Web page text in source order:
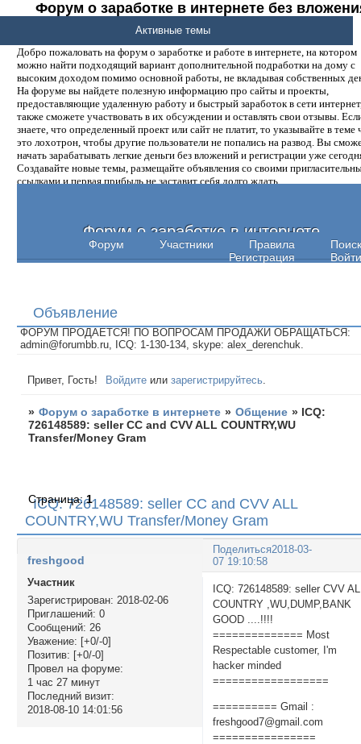
Форум о заработке в интернете без
денег.
Добро пожаловать на форум о заработке и работе в интернете, на котором
можно найти подходящий вариант дополнительной подработки на дому с
высоким доходом помимо основной работы, не вкладывая собственных
На форуме вы найдете полезную информацию про сайты и проекты,
предоставляющие удаленную работу и быстрый заработок в сети
также сможете участвовать в их обсуждении и оставлять свои отзывы.
знаете, что определенный проект или сайт не платит, то указывайте в теме
это лохотрон, чтобы другие пользователи не попались на развод. Вы
начать зарабатывать легкие деньги без вложений и регистрации уже
Создавайте новые темы, размещайте объявления со своими
ссылками и первая прибыль не заставит себя долго ждать.
Форум о заработке в интернете
Форум Участники Правила
Поиск
Регистрация
Войти
Активные темы
Объявление
ФОРУМ ПРОДАЕТСЯ! ПО ВОПРОСАМ ПРОДАЖИ ОБРАЩАТЬСЯ:
admin@forumbb.ru, ICQ: 1-130-134, skype: alex_derenchuk.
Привет, Гость! Войдите илизарегистрируйтесь
» Форум о заработке в интернете » Общение » ICQ:
726148589: seller CC and CVV ALL COUNTRY,WU
Transfer/Money Gram
ICQ: 726148589: seller CC and CVV ALL
COUNTRY,WU Transfer/Money Gram
Страница:1
Поделиться2018-03-
07 19:10:58
freshgood
Участник
Зарегистрирован: 2018-02-06
Приглашений: 0
Сообщений: 26
Уважение: [+0/-0]
Позитив: [+0/-0]
Провел на форуме:
1 час 27 минут
Последний визит:
2018-08-10 14:01:56
ICQ: 726148589: seller CVV
COUNTRY ,WU,DUMP,BANK
GOOD ....!!!!
============== Most
Respectable customer, I'm
hacker minded
==================
========== Gmail :
freshgood7@gmail.com
================